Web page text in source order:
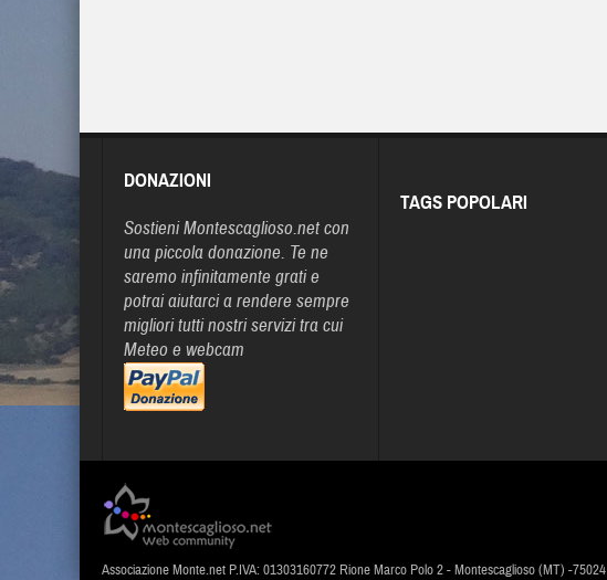
DONAZIONI
Sostieni Montescaglioso.net con
una piccola donazione. Te ne
saremo infinitamente grati e
potrai aiutarci a rendere sempre
migliori tutti nostri servizi tra cui
Meteo e webcam
TAGS POPOLARI
Associazione Monte.net P.IVA: 01303160772 Rione Marco Polo 2 - Montescaglioso (MT) -75024